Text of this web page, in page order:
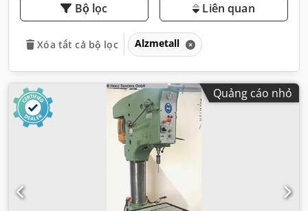
Bộ lọc Liên quan
Xóa tất cả bộ lọc Alzmetall
Quảng cáo nhỏ